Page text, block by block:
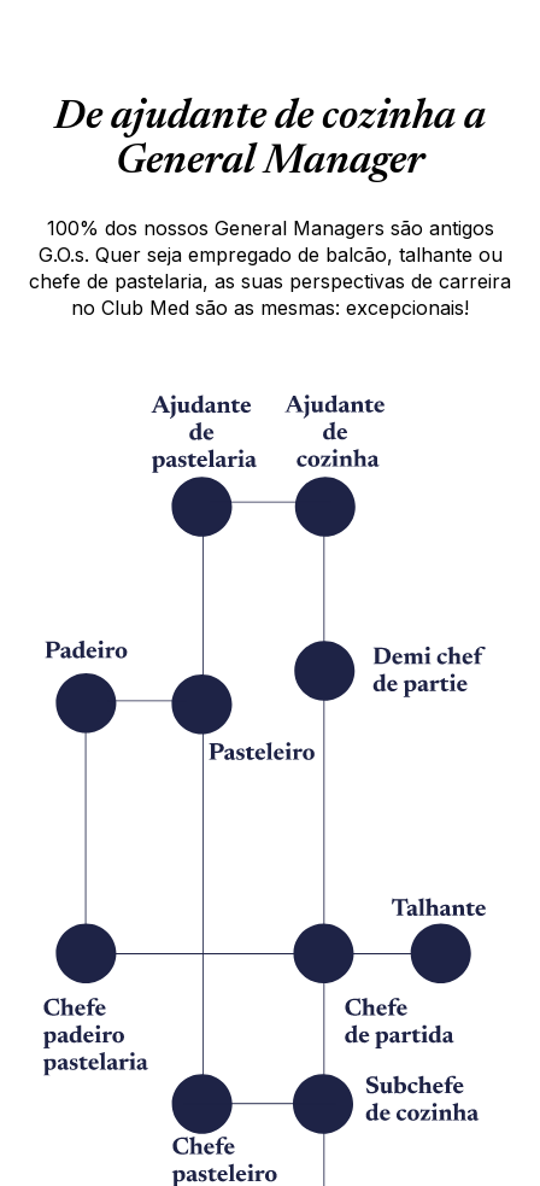
De ajudante de cozinha a
General Manager
100% dos nossos General Managers são antigos
G.O.s. Quer seja empregado de balcão, talhante ou
chefe de pastelaria, as suas perspectivas de carreira
no Club Med são as mesmas: excepcionais!